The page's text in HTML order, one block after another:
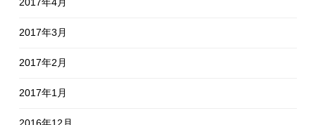
2017年3月
2017年2月
2017年1月
2016年12月